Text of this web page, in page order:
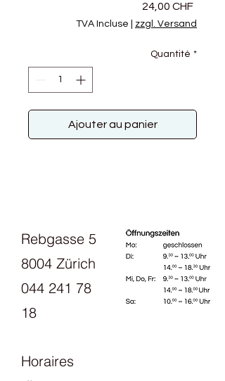
24,00 CHFPrix
TVA Incluse zzgl. Versand
Quantité *
Ajouter au panier
Rebgasse 5
8004 Zürich
044 241 78
18
Horaires